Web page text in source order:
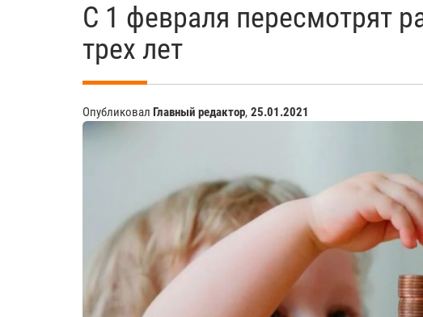
С 1 февраля пересмотрят
трех лет
Опубликовал Главный редактор, 25.01.2021